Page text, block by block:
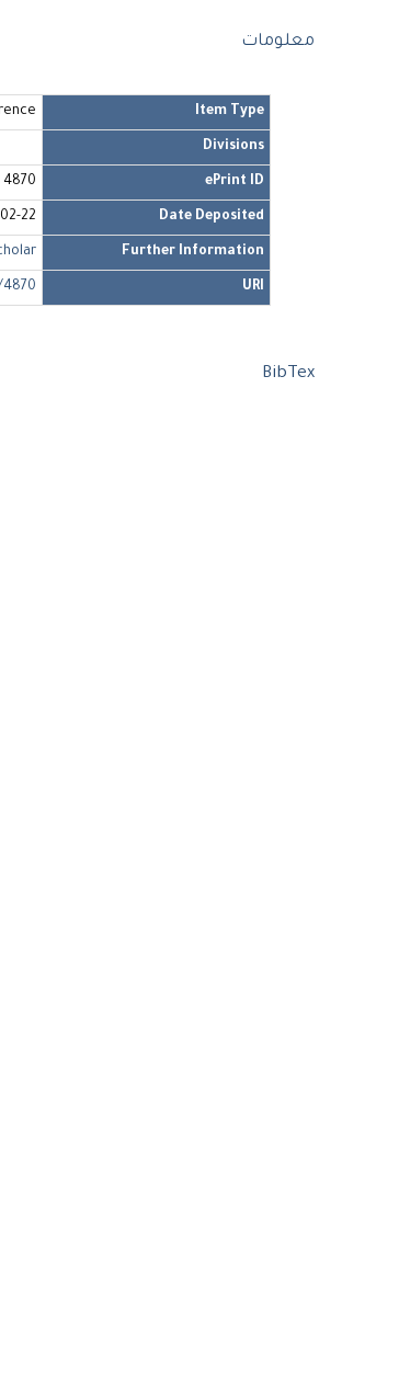
معلومات
Item Type
Divisions
ePrint ID
4870
Date Deposited
22
Further Information
URI
BibTex